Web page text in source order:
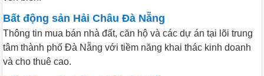
Bất động sản Hải Châu Đà Nẵng
Thông tin mua bán nhà đất, căn hộ và các dự án tại lõi trung
tâm thành phố Đà Nẵng với tiềm năng khai thác kinh doanh
và cho thuê cao.